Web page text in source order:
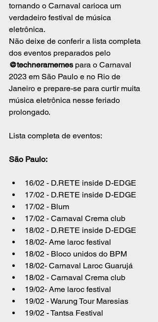
tornando o Carnaval carioca um
verdadeiro festival de música
eletrônica.
Não deixe de conferir a lista completa
dos eventos preparados pelo
@techneramemes para o Carnaval
2023 em São Paulo e no Rio de
Janeiro e prepare-se para curtir muita
música eletrônica nesse feriado
prolongado.
Lista completa de eventos:
São Paulo:
16/02 - D.RETE inside D-EDGE
17/02 - D.RETE inside D-EDGE
17/02 - Blum
17/02 - Carnaval Crema club
18/02 - D.RETE inside D-EDGE
18/02- Ame laroc festival
18/02 - Bloco unidos do BPM
18/02- Carnaval Laroc Guarujá
18/02 - Carnaval Crema club
19/02- Ame laroc festival
19/02 - Warung Tour Maresias
19/02 - Tantsa Festival